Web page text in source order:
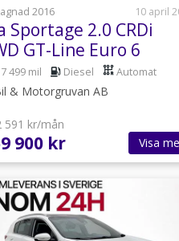
2016
10 april
Sportage 2.0 CRDi
GT-Line Euro 6
499 mil Diesel Automat
& Motorgruvan AB
591 kr/mån
900 kr Visa